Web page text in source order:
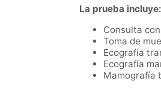
La prueba incluye:
Consulta
Toma de
Ecografía
Ecografía
Mamografía